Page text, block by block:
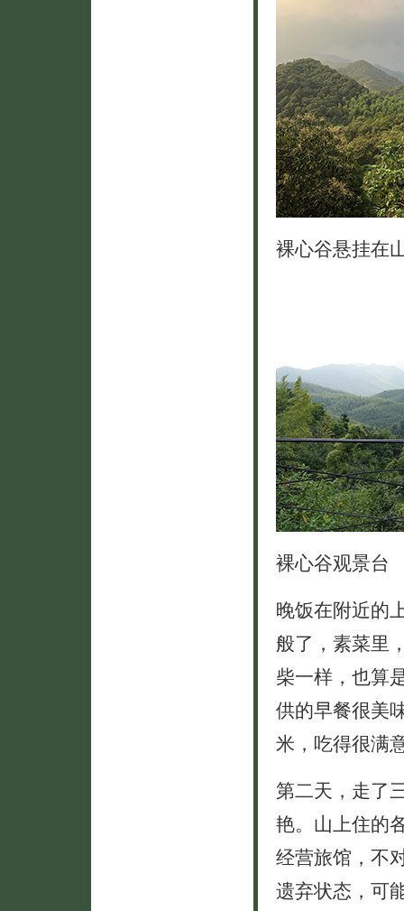
裸心谷悬挂在
裸心谷观景台
晚饭在附近的
般了，素菜里
柴一样，也算
供的早餐很美
米，吃得很满
第二天，走了
艳。山上住的
经营旅馆，不
遗弃状态，可